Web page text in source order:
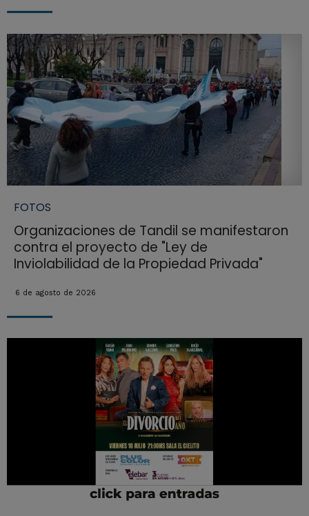
FOTOS
Organizaciones de Tandil se manifestaron
contra el proyecto de "Ley de
Inviolabilidad de la Propiedad Privada"
6 de agosto de 2026